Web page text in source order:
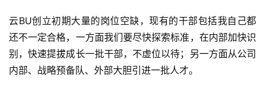
云BU创立初期大量的岗位空缺，现有的干部包括我自己都
还不一定合格，一方面我们要尽快探索标准，在内部加快识
别，快速提拔成长一批干部，不虚位以待；另一方面从公司
内部、战略预备队、外部大胆引进一批人才。